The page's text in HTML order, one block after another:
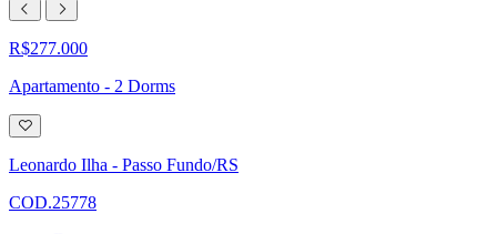
R$277.000
Apartamento - 2 Dorms
Adicionar
à
de
Leonardo Ilha - Passo Fundo/RS
COD.25778